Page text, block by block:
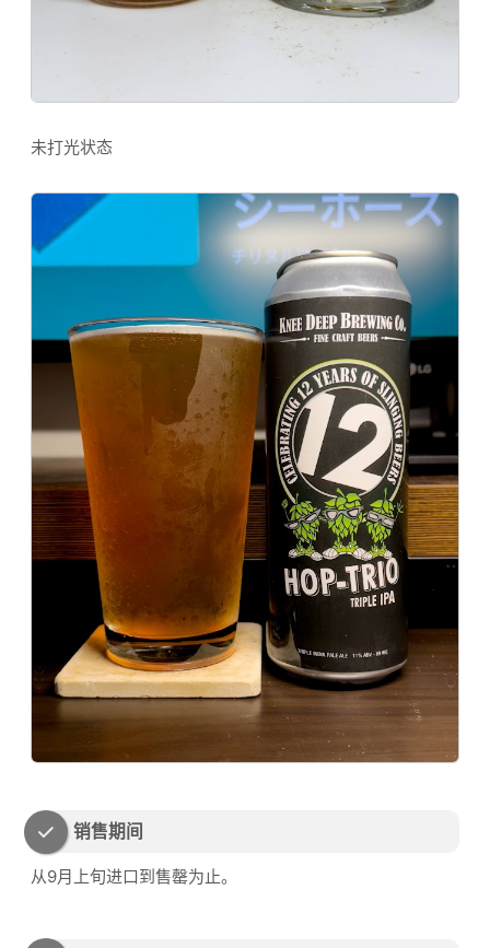
未打光状态
销售期间
从9月上旬进口到售罄为止。